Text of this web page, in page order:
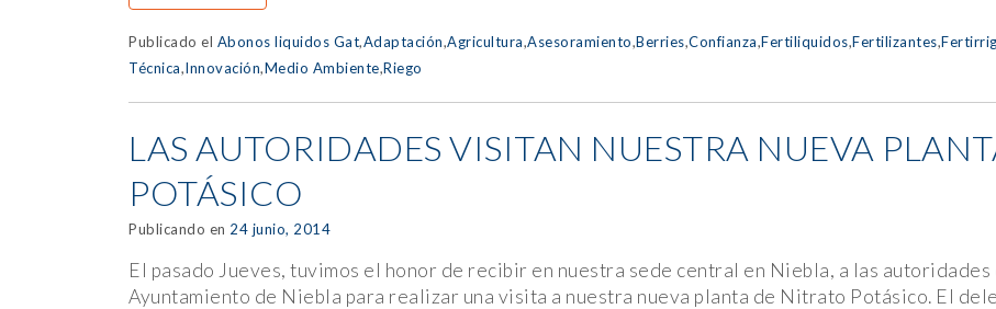
Publicado el Abonos liquidos Gat,Adaptación,Agricultura,Asesoramiento,Berries,Confianza,Fertiliquidos,Fertilizantes,
Técnica,Innovación,Medio Ambiente,Riego
LAS AUTORIDADES VISITAN NUESTRA NUEVA
POTÁSICO
Publicando en 24 junio, 2014
El pasado Jueves, tuvimos el honor de recibir en nuestra sede central en Niebla, a las autoridades
Ayuntamiento de Niebla para realizar una visita a nuestra nueva planta de Nitrato Potásico. El